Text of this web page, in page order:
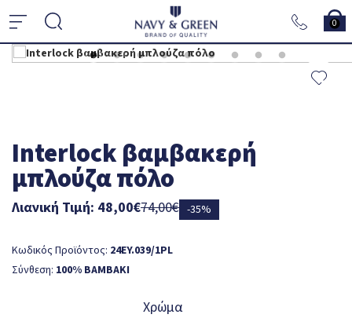
0
Interlock βαμβακερή
μπλούζα πόλο
74,00€
Λιανική Τιμή: 48,00€ -35%
Κωδικός Προϊόντος: 24EY.039/1PL
Σύνθεση: 100% ΒΑΜΒΑΚΙ
Χρώμα